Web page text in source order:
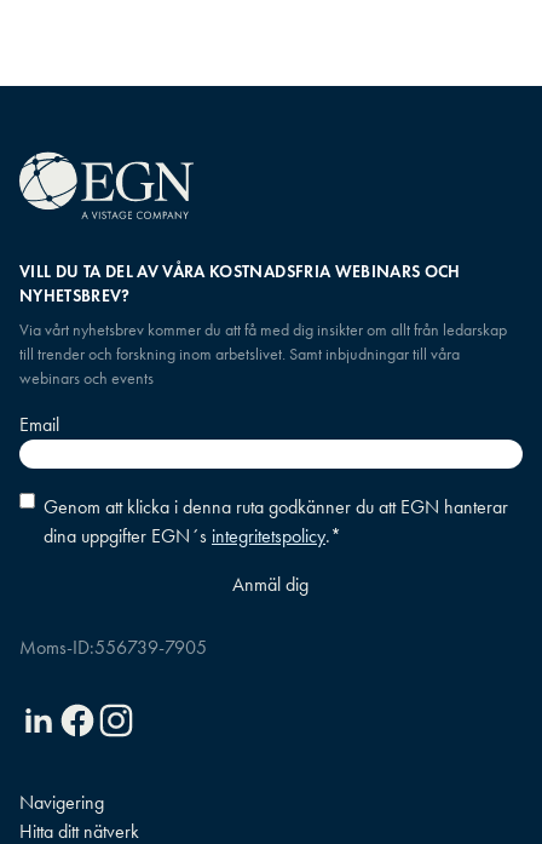
VILL DU TA DEL AV VÅRA KOSTNADSFRIA WEBINARS OCH
NYHETSBREV?
Via vårt nyhetsbrev kommer du att få med dig insikter om allt från ledarskap
till trender och forskning inom arbetslivet. Samt inbjudningar till våra
webinars och events
Email
Consent*
Genom att klicka i denna ruta godkänner du att EGN hanterar
dina uppgifter EGN´s integritetspolicy.*
Moms-ID:556739-7905
LinkedinFacebookInstagram
Navigering
Hitta ditt nätverk